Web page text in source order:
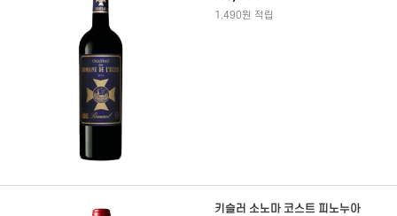
1,490원 적립
키슬러 소노마 코스트 피노누아